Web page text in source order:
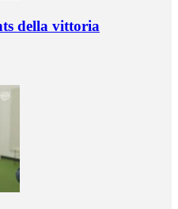
della vittoria